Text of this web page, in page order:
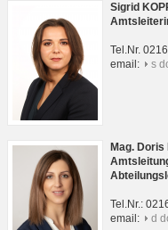
Sigrid
Tel.Nr.
email:
s
Mag. Doris
Tel.Nr.:
email:
d